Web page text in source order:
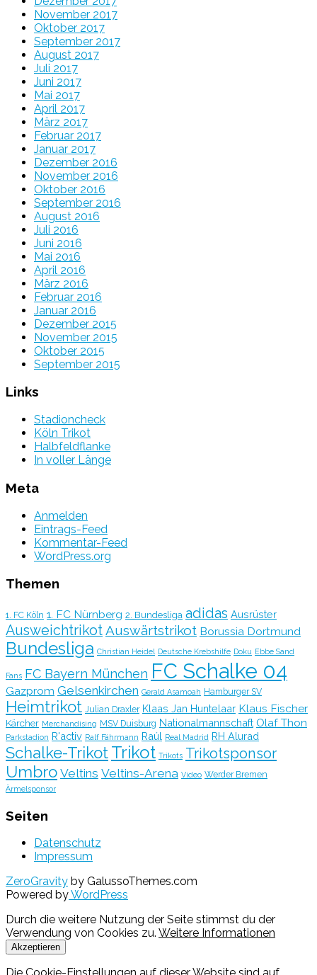
November 2017
Oktober 2017
September 2017
August 2017
Juli 2017
Juni 2017
Mai 2017
April 2017
März 2017
Februar 2017
Januar 2017
Dezember 2016
November 2016
Oktober 2016
September 2016
August 2016
Juli 2016
Juni 2016
Mai 2016
April 2016
März 2016
Februar 2016
Januar 2016
Dezember 2015
November 2015
Oktober 2015
September 2015
Links
Stadioncheck
Köln Trikot
Halbfeldflanke
In voller Länge
Meta
Anmelden
Eintrags-Feed
Kommentar-Feed
WordPress.org
Themen
1. FC Köln 1. FC Nürnberg 2. Bundesliga adidas Ausrüster
AusweichtrikotAuswärtstrikot Borussia Dortmund
Bundesliga Christian Heidel Deutsche Krebshilfe Doku Ebbe Sand
Fans FC Bayern München FC Schalke 04
Gazprom Gelsenkirchen Gerald Asamoah Hamburger SV
Heimtrikot Julian Draxler Klaas Jan Huntelaar Klaus Fischer
Kärcher Merchandising MSV Duisburg Nationalmannschaft Olaf Thon
Parkstadion R'activ Ralf Fährmann Raúl Real Madrid RH Alurad
Schalke-TrikotTrikot Trikots Trikotsponsor
Umbro Veltins Veltins-Arena Video Werder Bremen
Ärmelsponsor
Seiten
Datenschutz
Impressum
ZeroGravity by GalussoThemes.com
Powered byWordPress
Durch die weitere Nutzung der Seite stimmst du der
Verwendung von Cookies zu. Weitere Informationen
Akzeptieren